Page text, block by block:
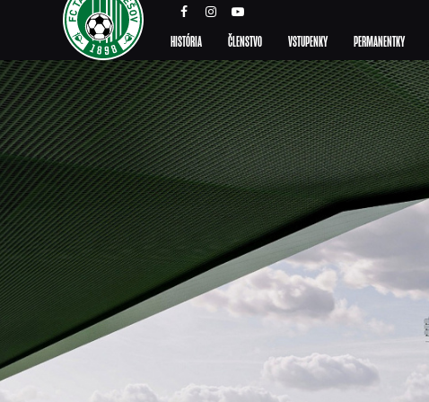
HISTÓRIA ČLENSTVO VSTUPENKY PERMANENTKY